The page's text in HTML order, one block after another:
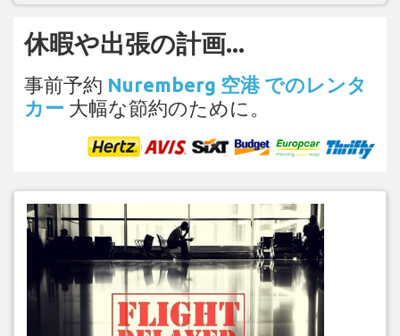
休暇や出張の計画...
事前予約 Nuremberg 空港 でのレンタ
カー 大幅な節約のために。